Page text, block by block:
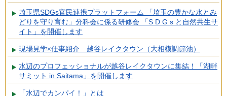
埼⽟県SDGs官⺠連携プラットフォーム 「埼⽟の豊かな⽔とみ
どりを守り育む」分科会に係る研修会 「S D G s と⾃然共⽣サ
イト」を開催します
現場見学×仕事紹介 越谷レイクタウン（大相模調節池）
水辺のプロフェッショナルが越谷レイクタウンに集結！「湖畔
サミット in Saitama」を開催します
「水辺でカンパイ！」とは